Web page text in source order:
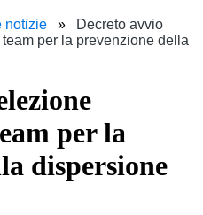
notizie
Decreto avvio
per la prevenzione della
per la
dispersione